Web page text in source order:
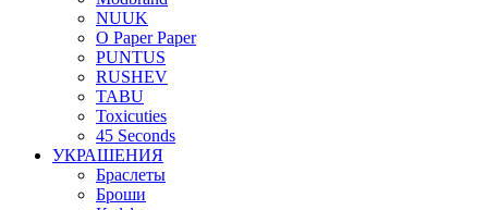
NUUK
O Paper Paper
PUNTUS
RUSHEV
TABU
Toxicuties
45 Seconds
УКРАШЕНИЯ
Браслеты
Броши